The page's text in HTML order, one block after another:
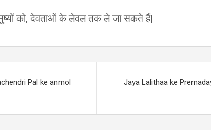
को, देवताओं के लेवल तक ले जा सकते हैं|
Pal ke anmol
Jaya Lalithaa ke